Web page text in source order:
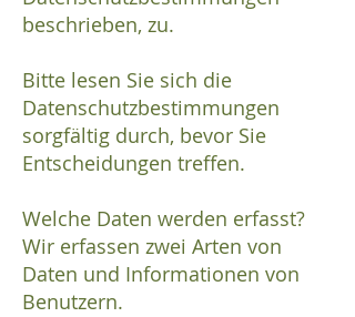
beschrieben, zu.
Bitte lesen Sie sich die
Datenschutzbestimmungen
sorgfältig durch, bevor Sie
Entscheidungen treffen.
Welche Daten werden erfasst?
Wir erfassen zwei Arten von
Daten und Informationen von
Benutzern.